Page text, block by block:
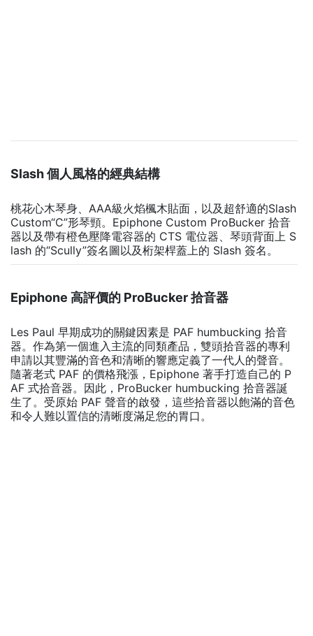
Slash 個人風格的經典結構
桃花心木琴身、AAA級火焰楓木貼面，以及超舒適的Slash
Custom“C”形琴頸。Epiphone Custom ProBucker 拾音
器以及帶有橙色壓降電容器的 CTS 電位器、琴頭背面上 S
lash 的“Scully”簽名圖以及桁架桿蓋上的 Slash 簽名。
Epiphone 高評價的 ProBucker 拾音器
Les Paul 早期成功的關鍵因素是 PAF humbucking 拾音
器。作為第一個進入主流的同類產品，雙頭拾音器的專利
申請以其豐滿的音色和清晰的響應定義了一代人的聲音。
隨著老式 PAF 的價格飛漲，Epiphone 著手打造自己的 P
AF 式拾音器。因此，ProBucker humbucking 拾音器誕
生了。受原始 PAF 聲音的啟發，這些拾音器以飽滿的音色
和令人難以置信的清晰度滿足您的胃口。